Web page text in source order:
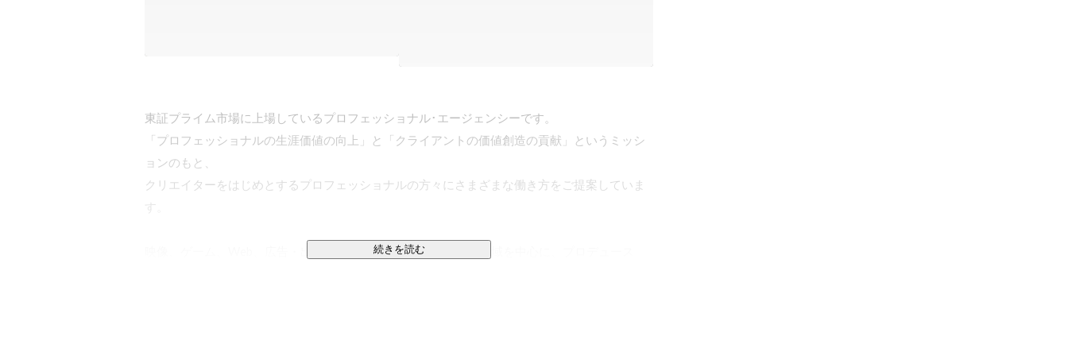
東証プライム市場に上場しているプロフェッショナル･エージェンシーです。
「プロフェッショナルの生涯価値の向上」と「クライアントの価値創造の貢献」というミッシ
ョンのもと、
クリエイターをはじめとするプロフェッショナルの方々にさまざまな働き方をご提案していま
す。
映像、ゲーム、Web、広告・出版、作家など、クリエイティブ領域を中心に、プロデュース
続きを読む